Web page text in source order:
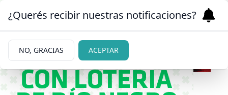
¿Querés recibir nuestras notificaciones?
NO, GRACIAS ACEPTAR